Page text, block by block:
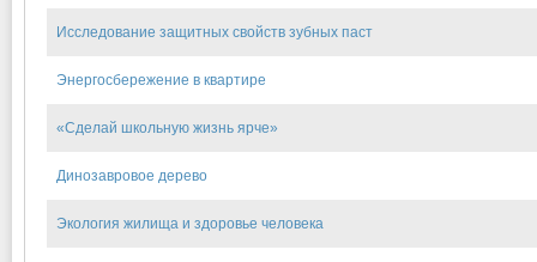
Исследование защитных свойств зубных паст
Энергосбережение в квартире
«Сделай школьную жизнь ярче»
Динозавровое дерево
Экология жилища и здоровье человека